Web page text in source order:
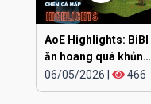
AoE Highlights: BiBI
ăn hoang quá khủng
khiếp
06/05/2026 466